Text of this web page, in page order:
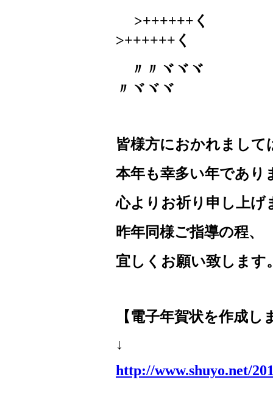
>++++++
>++++++ く
〃〃
〃ヾヾヾ
皆様方におかれまして
本年も幸多い年であり
心よりお祈り申し上げ
昨年同様ご指導の程、
宜しくお願い致します
【電子年賀状を作成し
↓
http://www.shuyo.net/